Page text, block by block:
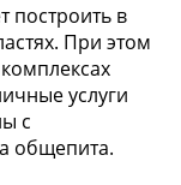
построить в
При этом
услуги
с
общепита.